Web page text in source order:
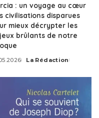
: un voyage au cœur
civilisations disparues
mieux décrypter les
brûlants de notre
Posted
La Rédaction